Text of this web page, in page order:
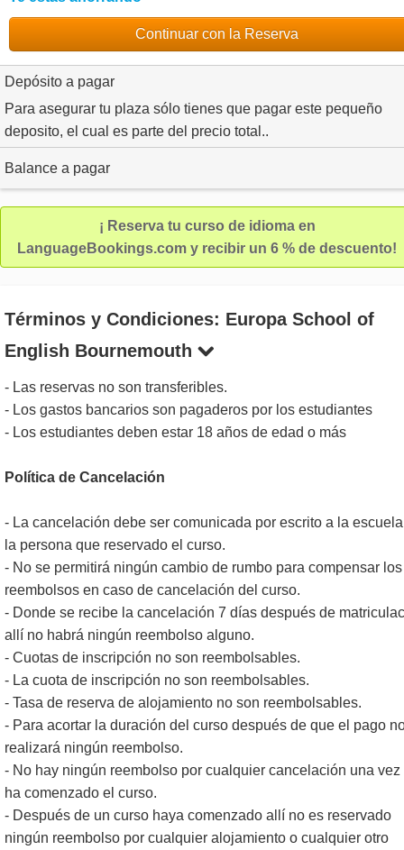
Continuar con la Reserva
Depósito a pagar
Para asegurar tu plaza sólo tienes que pagar este pequeño
deposito, el cual es parte del precio total..
Balance a pagar
¡ Reserva tu curso de idioma en
LanguageBookings.com y recibir un 6 % de descuento!
Términos y Condiciones: Europa School of
English Bournemouth
- Las reservas no son transferibles.
- Los gastos bancarios son pagaderos por los estudiantes
- Los estudiantes deben estar 18 años de edad o más
Política de Cancelación
- La cancelación debe ser comunicada por escrito a la
la persona que reservado el curso.
- No se permitirá ningún cambio de rumbo para compensar los
reembolsos en caso de cancelación del curso.
- Donde se recibe la cancelación 7 días después de
allí no habrá ningún reembolso alguno.
- Cuotas de inscripción no son reembolsables.
- La cuota de inscripción no son reembolsables.
- Tasa de reserva de alojamiento no son reembolsables.
- Para acortar la duración del curso después de que el pago
realizará ningún reembolso.
- No hay ningún reembolso por cualquier cancelación una vez
ha comenzado el curso.
- Después de un curso haya comenzado allí no es reservado
ningún reembolso por cualquier alojamiento o cualquier otro